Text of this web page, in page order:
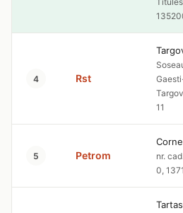
4 Rst
11
5 Petrom
nr.
0,